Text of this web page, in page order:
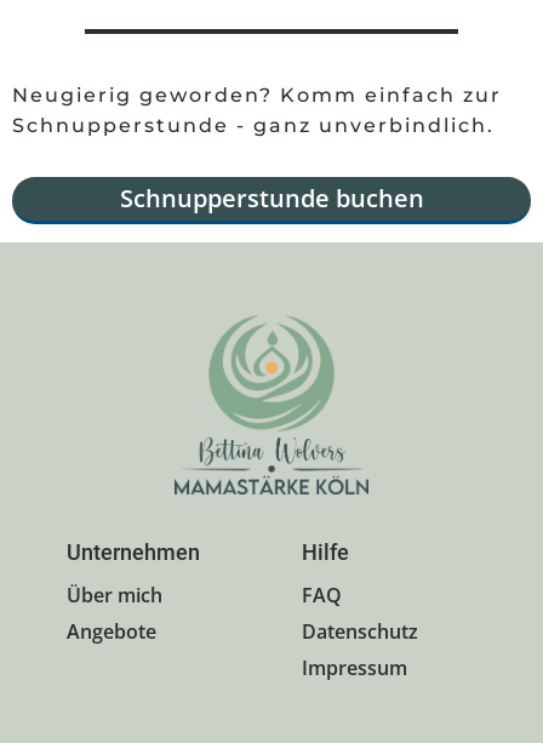
Neugierig geworden? Komm einfach zur
Schnupperstunde - ganz unverbindlich.
Schnupperstunde buchen
Unternehmen
Über mich
Angebote
Hilfe
FAQ
Datenschutz
Impressum